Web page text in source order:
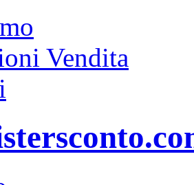
Vendita